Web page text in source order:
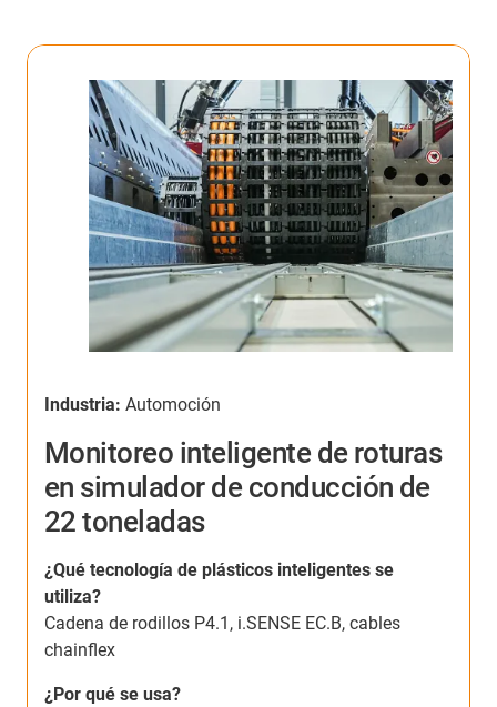
Industria: Automoción
Monitoreo inteligente de roturas
en simulador de conducción de
22 toneladas
¿Qué tecnología de plásticos inteligentes se
utiliza?
Cadena de rodillos P4.1, i.SENSE EC.B, cables
chainflex
¿Por qué se usa?